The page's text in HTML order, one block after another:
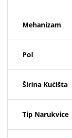
Mehanizam
Pol
Širina Kućišta
Tip Narukvice